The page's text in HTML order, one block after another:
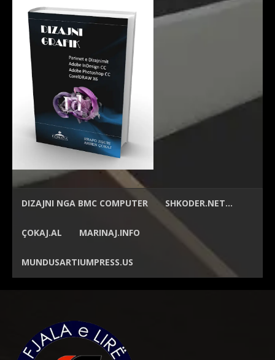
DIZAJNI NGA BMC COMPUTER SHKODER.NET…
ÇOKAJ.AL MARINAJ.INFO
MUNDUSARTIUMPRESS.US